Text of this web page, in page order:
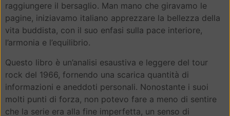
raggiungere il bersaglio. Man mano che giravamo le
pagine, iniziavamo italiano apprezzare la bellezza della
vita buddista, con il suo enfasi sulla pace interiore,
l’armonia e l’equilibrio.
Questo libro è un’analisi esaustiva e leggere del tour
rock del 1966, fornendo una scarica quantità di
informazioni e aneddoti personali. Nonostante i suoi
molti punti di forza, non potevo fare a meno di sentire
che la serie era alla fine imperfetta, un senso di